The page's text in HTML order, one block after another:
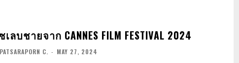
ลบชายจาก CANNES FILM FESTIVAL 2024
PATSARAPORN C. - MAY 27, 2024